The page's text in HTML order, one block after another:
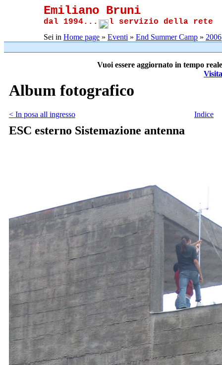
Emiliano Bruni
dal 1994... l servizio della rete
Sei in Home page » Eventi » End Summer Camp » 2006
Vuoi essere aggiornato in tempo
Album fotografico
< In posa all ingresso Indice
ESC esterno Sistemazione antenna